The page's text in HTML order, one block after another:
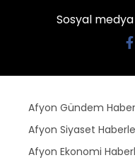
Sosyal medya
Afyon Gündem
Afyon Siyaset
Afyon Ekonomi